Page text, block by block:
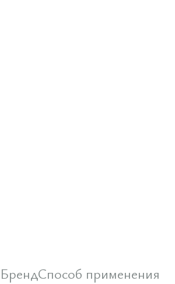
БрендСпособ применения